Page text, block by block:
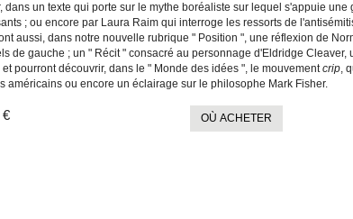
dans un texte qui porte sur le mythe boréaliste sur lequel s'appuie
; ou encore par Laura Raim qui interroge les ressorts de
aussi, dans notre nouvelle rubrique " Position ", une réflexion de
de gauche ; un " Récit " consacré au personnage d'Eldridge Cleaver,
pourront découvrir, dans le " Monde des idées ", le mouvementcrip,
américains ou encore un éclairage sur le philosophe Mark Fisher.
€ OÙ ACHETER